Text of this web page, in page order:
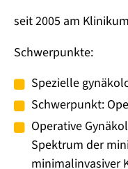
seit 2005 am
Schwerpunkte:
Spezielle
Schwerpunkt:
Operative
Spektrum der
minimalinvasiver